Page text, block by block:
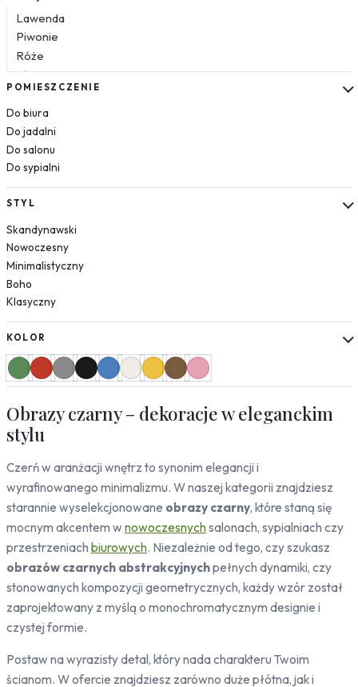
Lawenda
Piwonie
Róże
Słoneczniki
Miasta
Nowy Jork
Paryż
Wenecja
Warszawa
Natura
Liście
Rośliny
Drzewa
Przyprawy
Pojazdy
Samochody
Sport
Zwierzęta
Konie
Koty
Jelenie
Ptaki
Ludzie
Erotyczne
POMIESZCZENIE
Do biura
Do jadalni
Do salonu
Do sypialni
STYL
Skandynawski
Nowoczesny
Minimalistyczny
Boho
Klasyczny
KOLOR
Obrazy czarny – dekoracje w eleganckim
stylu
Czerń w aranżacji wnętrz to synonim elegancji i
wyrafinowanego minimalizmu. W naszej kategorii znajdziesz
starannie wyselekcjonowane obrazy czarny, które staną się
mocnym akcentem w nowoczesnych salonach, sypialniach czy
przestrzeniach biurowych. Niezależnie od tego, czy szukasz
obrazów czarnych abstrakcyjnychpełnych dynamiki, czy
stonowanych kompozycji geometrycznych, każdy wzór został
zaprojektowany z myślą o monochromatycznym designie i
czystej formie.
Postaw na wyrazisty detal, który nada charakteru Twoim
ścianom. W ofercie znajdziesz zarówno duże płótna, jak i